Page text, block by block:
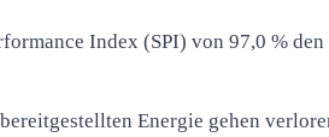
Index (SPI) von 97,0 %
Energie gehen